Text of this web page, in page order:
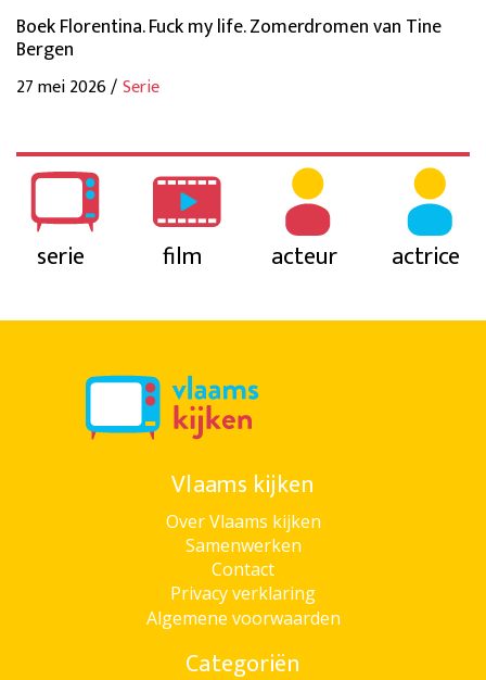
Boek Florentina. Fuck my life. Zomerdromen van Tine
Bergen
27 mei 2026 /Serie
serie film acteur actrice
Vlaams kijken
Over Vlaams kijken
Samenwerken
Contact
Privacy verklaring
Algemene voorwaarden
Categoriën